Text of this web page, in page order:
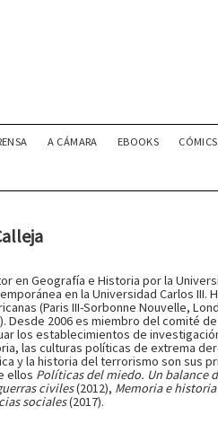
A CÁMARA EBOOKS CÓMICS
en Geografía e Historia por la
en la Universidad Carlos
(Paris III-Sorbonne Nouvelle,
Desde 2006 es miembro del comité
los establecimientos de
las culturas políticas de extrema
y la historia del terrorismo son sus
ellos Políticas del miedo. Un balance
civiles(2012), Memoria e
sociales(2017).